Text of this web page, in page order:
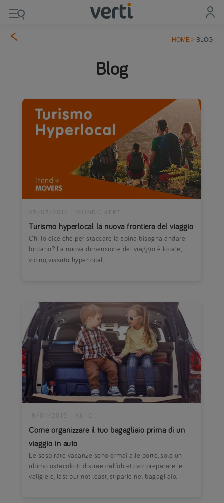
HOME> BLOG
Blog
Turismo hyperlocal la nuova frontiera del viaggio
25/07/2019 MONDO VERTI
Chi lo dice che per staccare la spina bisogna andare
lontano? La nuova dimensione del viaggio è locale,
vicino, vissuto, hyperlocal.
Come organizzare il tuo bagagliaio prima di un
viaggio in auto
18/07/2019 AUTO
Le sospirate vacanze sono ormai alle porte, solo un
ultimo ostacolo ti distrae dall’obiettivo: preparare le
valigie e, last but not least, stiparle nel bagagliaio.